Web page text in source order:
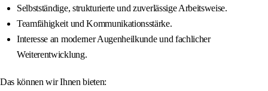
Selbstständige, strukturierte und zuverlässige Arbeitsweise.
Teamfähigkeit und Kommunikationsstärke.
Interesse an moderner Augenheilkunde und fachlicher
Weiterentwicklung.
Das können wir Ihnen bieten: